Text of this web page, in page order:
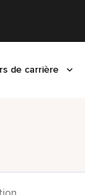
de carrière